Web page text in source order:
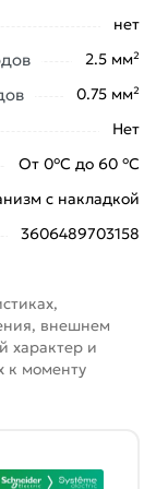
обработают
условий
с
Возврат
нет
2.5 мм²
0.75 мм²
Нет
От 0°С до 60 °С
с накладкой
3606489703158
внешнем
характер и
к моменту